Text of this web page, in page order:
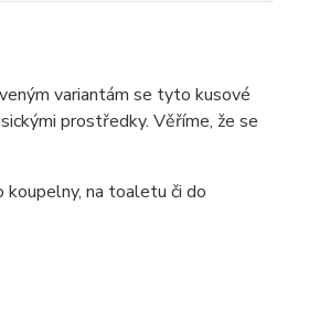
variantám se tyto kusové
prostředky. Věříme, že se
koupelny, na toaletu či do